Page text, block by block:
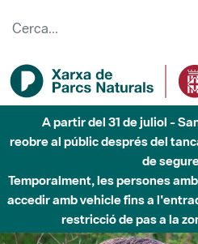
A partir del 31 de juliol -
reobre al públic després del
de
Temporalment, les persones
accedir amb vehicle fins a
restricció de pas a la